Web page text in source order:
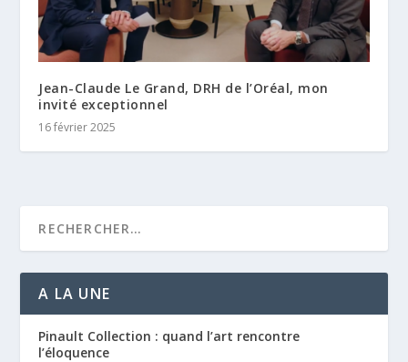
Jean-Claude Le Grand, DRH de l’Oréal, mon
invité exceptionnel
16 février 2025
A LA UNE
Pinault Collection : quand l’art rencontre
l’éloquence